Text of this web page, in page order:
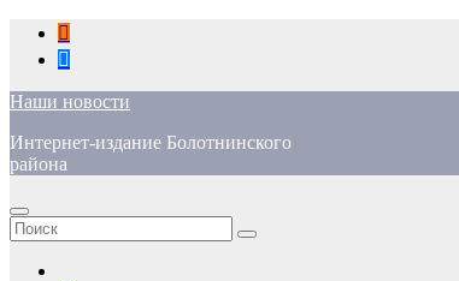
Перейти
содержимому
Наши новости
Интернет-издание Болотнинского
района